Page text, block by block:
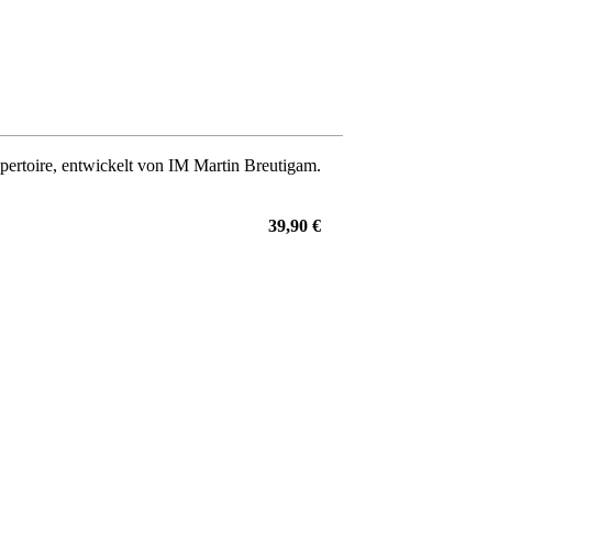
entwickelt von IM Martin Breutigam.
39,90 €